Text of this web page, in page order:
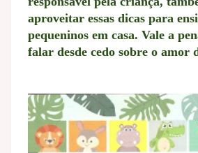
aproveitar essas dicas para
pequeninos em casa. Vale a
falar desde cedo sobre o amor